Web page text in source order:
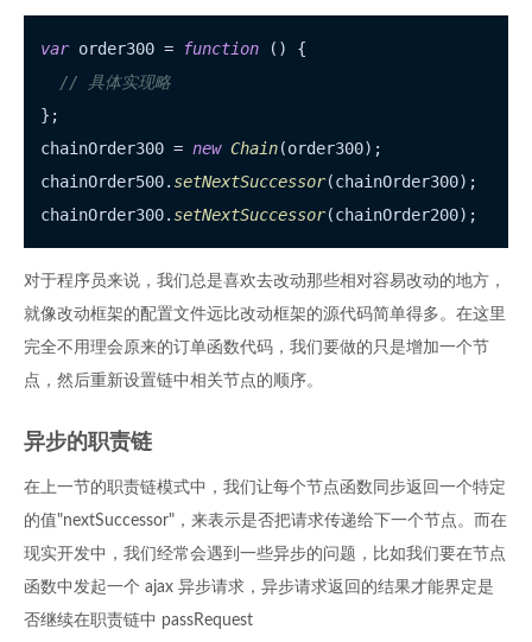
var order300 = function ( ) {
// 具体实现略
};
chainOrder300 = new Chain(order300);
chainOrder500. setNextSuccessor(chainOrder300);
chainOrder300. setNextSuccessor
对于程序员来说，我们总是喜欢去改动那些相对容易改动的地方，
就像改动框架的配置文件远比改动框架的源代码简单得多。在这里
完全不用理会原来的订单函数代码，我们要做的只是增加一个节
点，然后重新设置链中相关节点的顺序。
异步的职责链
在上一节的职责链模式中，我们让每个节点函数同步返回一个特定
的值"nextSuccessor"，来表示是否把请求传递给下一个节点。而在
现实开发中，我们经常会遇到一些异步的问题，比如我们要在节点
函数中发起一个 ajax 异步请求，异步请求返回的结果才能界定是
否继续在职责链中 passRequest